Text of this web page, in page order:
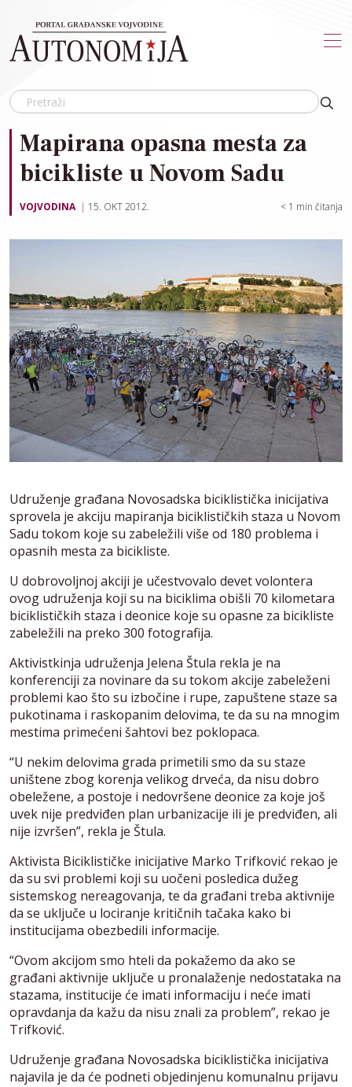
Mapirana opasna mesta za
bicikliste u Novom Sadu
VOJVODINA 15. OKT 2012. < 1 min čitanja
Udruženje građana Novosadska biciklistička inicijativa
sprovela je akciju mapiranja biciklističkih staza u Novom
Sadu tokom koje su zabeležili više od 180 problema i
opasnih mesta za bicikliste.
U dobrovoljnoj akciji je učestvovalo devet volontera
ovog udruženja koji su na biciklima obišli 70 kilometara
biciklističkih staza i deonice koje su opasne za bicikliste
zabeležili na preko 300 fotografija.
Aktivistkinja udruženja Jelena Štula rekla je na
konferenciji za novinare da su tokom akcije zabeleženi
problemi kao što su izbočine i rupe, zapuštene staze sa
pukotinama i raskopanim delovima, te da su na mnogim
mestima primećeni šahtovi bez poklopaca.
“U nekim delovima grada primetili smo da su staze
uništene zbog korenja velikog drveća, da nisu dobro
obeležene, a postoje i nedovršene deonice za koje još
uvek nije predviđen plan urbanizacije ili je predviđen, ali
nije izvršen”, rekla je Štula.
Aktivista Biciklističke inicijative Marko Trifković rekao je
da su svi problemi koji su uočeni posledica dužeg
sistemskog nereagovanja, te da građani treba aktivnije
da se uključe u lociranje kritičnih tačaka kako bi
institucijama obezbedili informacije.
“Ovom akcijom smo hteli da pokažemo da ako se
građani aktivnije uključe u pronalaženje nedostataka na
stazama, institucije će imati informaciju i neće imati
opravdanja da kažu da nisu znali za problem”, rekao je
Trifković.
Udruženje građana Novosadska biciklistička inicijativa
najavila je da će podneti objedinjenu komunalnu prijavu